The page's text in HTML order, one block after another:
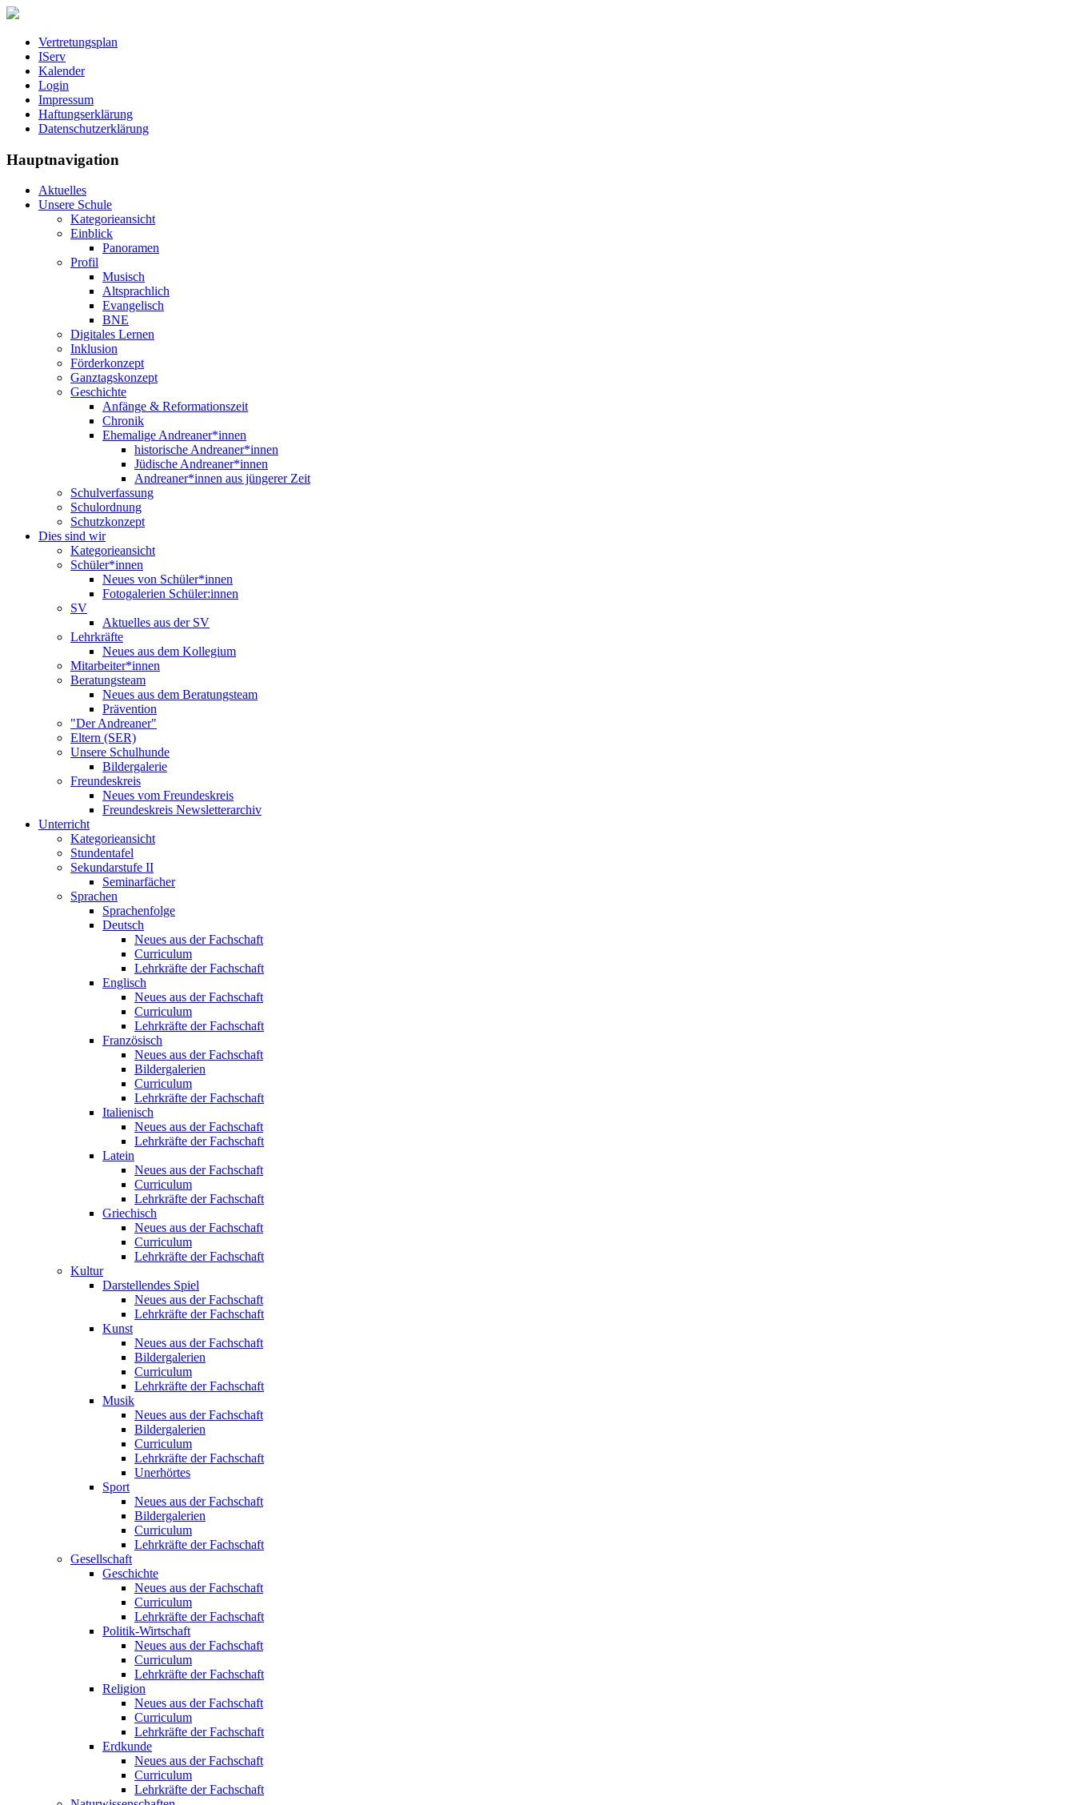
Vertretungsplan
IServ
Kalender
Login
Impressum
Haftungserklärung
Datenschutzerklärung
Hauptnavigation
Aktuelles
Unsere Schule
Kategorieansicht
Einblick
Panoramen
Profil
Musisch
Altsprachlich
Evangelisch
BNE
Digitales Lernen
Inklusion
Förderkonzept
Ganztagskonzept
Geschichte
Anfänge & Reformationszeit
Chronik
Ehemalige Andreaner*innen
historische Andreaner*innen
Jüdische Andreaner*innen
Andreaner*innen aus jüngerer Zeit
Schulverfassung
Schulordnung
Schutzkonzept
Dies sind wir
Kategorieansicht
Schüler*innen
Neues von Schüler*innen
Fotogalerien Schüler:innen
SV
Aktuelles aus der SV
Lehrkräfte
Neues aus dem Kollegium
Mitarbeiter*innen
Beratungsteam
Neues aus dem Beratungsteam
Prävention
"Der Andreaner"
Eltern (SER)
Unsere Schulhunde
Bildergalerie
Freundeskreis
Neues vom Freundeskreis
Freundeskreis Newsletterarchiv
Unterricht
Kategorieansicht
Stundentafel
Sekundarstufe II
Seminarfächer
Sprachen
Sprachenfolge
Deutsch
Neues aus der Fachschaft
Curriculum
Lehrkräfte der Fachschaft
Englisch
Neues aus der Fachschaft
Curriculum
Lehrkräfte der Fachschaft
Französisch
Neues aus der Fachschaft
Bildergalerien
Curriculum
Lehrkräfte der Fachschaft
Italienisch
Neues aus der Fachschaft
Lehrkräfte der Fachschaft
Latein
Neues aus der Fachschaft
Curriculum
Lehrkräfte der Fachschaft
Griechisch
Neues aus der Fachschaft
Curriculum
Lehrkräfte der Fachschaft
Kultur
Darstellendes Spiel
Neues aus der Fachschaft
Lehrkräfte der Fachschaft
Kunst
Neues aus der Fachschaft
Bildergalerien
Curriculum
Lehrkräfte der Fachschaft
Musik
Neues aus der Fachschaft
Bildergalerien
Curriculum
Lehrkräfte der Fachschaft
Unerhörtes
Sport
Neues aus der Fachschaft
Bildergalerien
Curriculum
Lehrkräfte der Fachschaft
Gesellschaft
Geschichte
Neues aus der Fachschaft
Curriculum
Lehrkräfte der Fachschaft
Politik-Wirtschaft
Neues aus der Fachschaft
Curriculum
Lehrkräfte der Fachschaft
Religion
Neues aus der Fachschaft
Curriculum
Lehrkräfte der Fachschaft
Erdkunde
Neues aus der Fachschaft
Curriculum
Lehrkräfte der Fachschaft